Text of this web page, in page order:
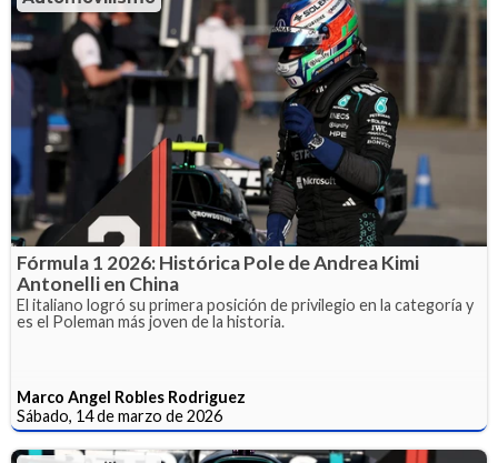
Fórmula 1 2026: Histórica Pole de Andrea Kimi
Antonelli en China
El italiano logró su primera posición de privilegio en la categoría y
es el Poleman más joven de la historia.
Marco Angel Robles Rodriguez
Sábado, 14 de marzo de 2026